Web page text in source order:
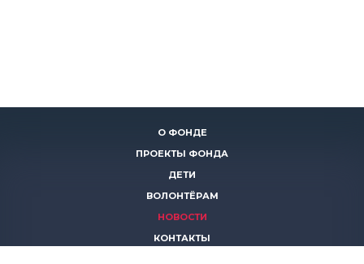
О ФОНДЕ
ПРОЕКТЫ ФОНДА
ДЕТИ
ВОЛОНТЁРАМ
НОВОСТИ
КОНТАКТЫ